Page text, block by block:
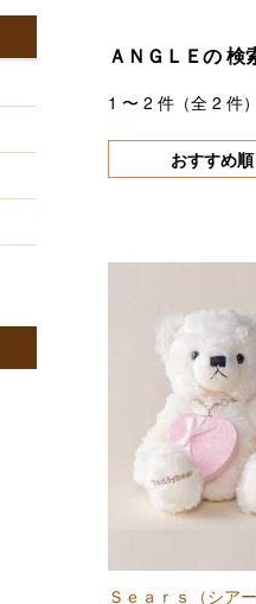
ＡＮＧＬＥの検
1 〜 2 件（全 2 件）
おすすめ順
Ｓｅａｒｓ（シア